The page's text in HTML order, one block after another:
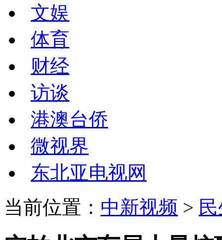
文娱
体育
财经
访谈
港澳台侨
微视界
东北亚电视网
当前位置： 中新视频 >